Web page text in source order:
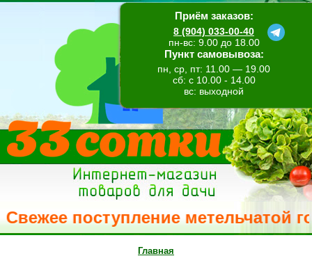
Приём заказов:
8 (904) 033-00-40
пн-вс: 9.00 до 18.00
Пункт самовывоза:
пн, ср, пт: 11.00 — 19.00
сб: с 10.00 - 14.00
вс: выходной
поступление метельчатой
Главная